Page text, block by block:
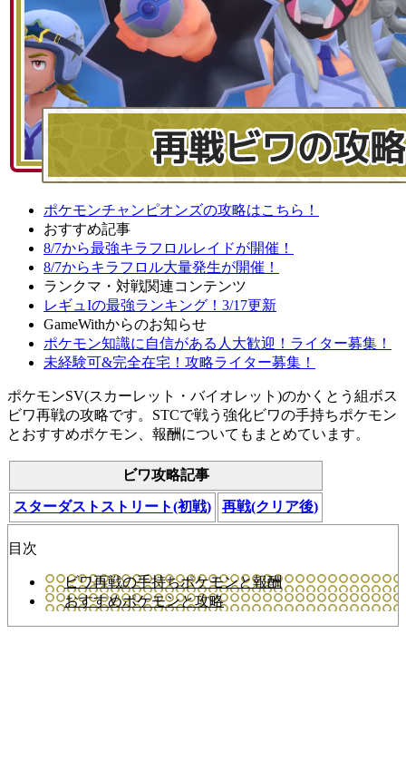
ポケモンチャンピオンズの攻略はこちら！
おすすめ記事
8/7から最強キラフロルレイドが開催！
8/7からキラフロル大量発生が開催！
ランクマ・対戦関連コンテンツ
レギュIの最強ランキング！3/17更新
GameWithからのお知らせ
ポケモン知識に自信がある人大歓迎！ライター募集！
未経験可&完全在宅！攻略ライター募集！
ポケモンSV(スカーレット・バイオレット)のかくとう組ボス
ビワ再戦の攻略です。STCで戦う強化ビワの手持ちポケモン
とおすすめポケモン、報酬についてもまとめています。
ビワ攻略記事
スターダストストリート(初戦) 再戦(クリア後)
目次
ビワ再戦の手持ちポケモンと報酬
おすすめポケモンと攻略